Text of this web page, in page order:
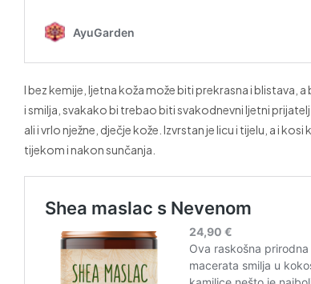
I bez kemije, ljetna koža može biti prekrasna i blistava,
i smilja, svakako bi trebao biti svakodnevni ljetni
ali i vrlo nježne, dječje kože. Izvrstan je licu i tijelu, a i
tijekom i nakon sunčanja.